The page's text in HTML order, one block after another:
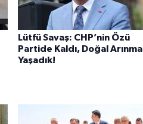
Lütfü Savaş: CHP’nin Özü
Partide Kaldı, Doğal Arınma
Yaşadık!